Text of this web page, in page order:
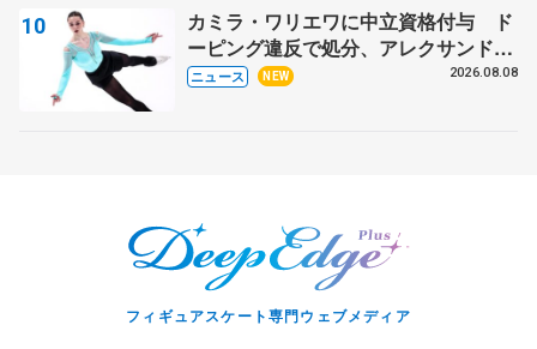
カミラ・ワリエワに中立資格付与 ド
ーピング違反で処分、アレクサンド
ラ・イグナトワも
ニュース NEW 2026.08.08
フィギュアスケート専門ウェブメディア